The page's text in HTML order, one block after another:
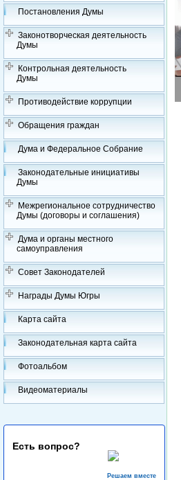
Постановления Думы
Законотворческая деятельность
Думы
Контрольная деятельность
Думы
Противодействие коррупции
Обращения граждан
Дума и Федеральное Собрание
Законодательные инициативы
Думы
Межрегиональное сотрудничество
Думы (договоры и соглашения)
Дума и органы местного
самоуправления
Совет Законодателей
Награды Думы Югры
Карта сайта
Законодательная карта сайта
Фотоальбом
Видеоматериалы
Есть вопрос?
Решаем вместе